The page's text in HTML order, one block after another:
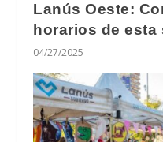
Lanús Oeste:
horarios de esta
04/27/2025